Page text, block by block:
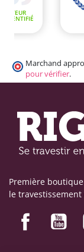
Marchand
pour vérifier.
Première
le